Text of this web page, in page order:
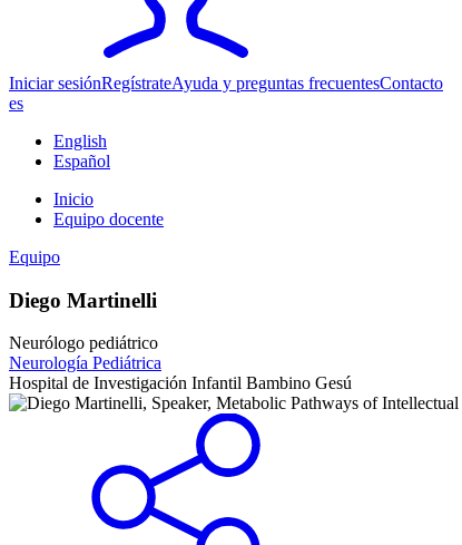
Iniciar sesiónRegístrateAyuda y preguntas frecuentesContacto
es
English
Español
Inicio
Equipo docente
Equipo
Diego Martinelli
Neurólogo pediátrico
Neurología Pediátrica
Hospital de Investigación Infantil Bambino Gesú